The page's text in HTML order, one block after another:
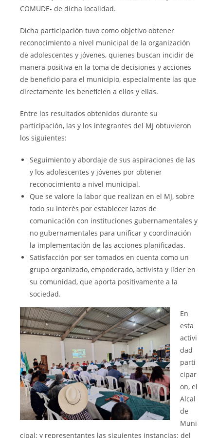
COMUDE- de dicha localidad.
Dicha participación tuvo como objetivo obtener
reconocimiento a nivel municipal de la organización
de adolescentes y jóvenes, quienes buscan incidir de
manera positiva en la toma de decisiones y acciones
de beneficio para el municipio, especialmente las que
directamente les beneficien a ellos y ellas.
Entre los resultados obtenidos durante su
participación, las y los integrantes del MJ obtuvieron
los siguientes:
Seguimiento y abordaje de sus aspiraciones de las
y los adolescentes y jóvenes por obtener
reconocimiento a nivel municipal.
Que se valore la labor que realizan en el MJ, sobre
todo su interés por establecer lazos de
comunicación con instituciones gubernamentales y
no gubernamentales para unificar y coordinación
la implementación de las acciones planificadas.
Satisfacción por ser tomados en cuenta como un
grupo organizado, empoderado, activista y líder en
su comunidad, que aporta positivamente a la
sociedad.
En
esta
activi
dad
parti
cipar
on, el
Alcal
de
Muni
cipal; y representantes las siguientes instancias: del